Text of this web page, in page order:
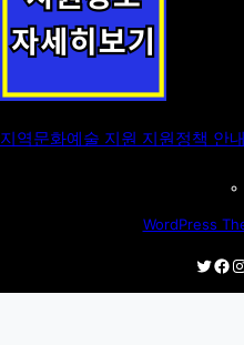
지역문화예술 지원 지원정책 안내
WordPress